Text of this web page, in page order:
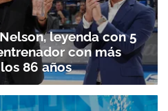
leyenda con 5
con más
86 años